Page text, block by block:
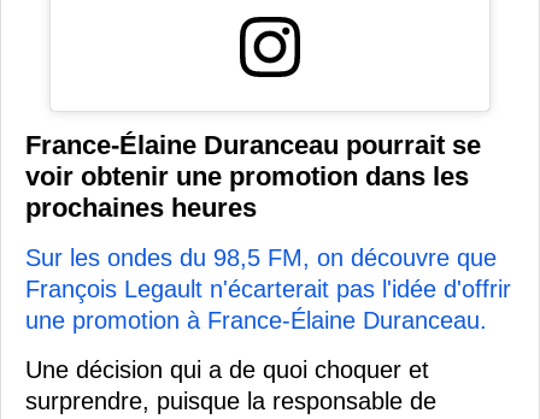
France-Élaine Duranceau pourrait se
voir obtenir une promotion dans les
prochaines heures
Sur les ondes du 98,5 FM, on découvre que
François Legault n'écarterait pas l'idée d'offrir
une promotion à France-Élaine Duranceau.
Une décision qui a de quoi choquer et
surprendre, puisque la responsable de